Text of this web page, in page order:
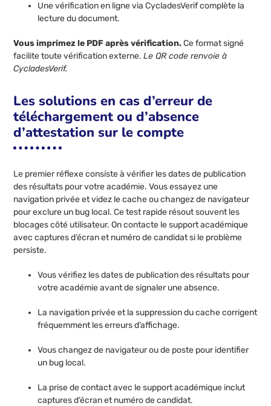
Une vérification en ligne via CycladesVerif complète la
lecture du document.
Vous imprimez le PDF après vérification.Ce format signé
facilite toute vérification externe.Le QR code renvoie à
CycladesVerif.
Les solutions en cas d’erreur de
téléchargement ou d’absence
d’attestation sur le compte
Le premier réflexe consiste à vérifier les dates de publication
des résultats pour votre académie. Vous essayez une
navigation privée et videz le cache ou changez de navigateur
pour exclure un bug local. Ce test rapide résout souvent les
blocages côté utilisateur. On contacte le support académique
avec captures d’écran et numéro de candidat si le problème
persiste.
Vous vérifiez les dates de publication des résultats pour
votre académie avant de signaler une absence.
La navigation privée et la suppression du cache corrigent
fréquemment les erreurs d’affichage.
Vous changez de navigateur ou de poste pour identifier
un bug local.
La prise de contact avec le support académique inclut
captures d’écran et numéro de candidat.